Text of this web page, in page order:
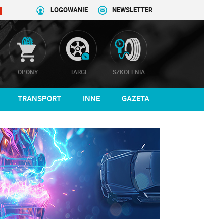
NEWSLETTER
LOGOWANIE
OPONY TARGI SZKOLENIA
TRANSPORT INNE GAZETA